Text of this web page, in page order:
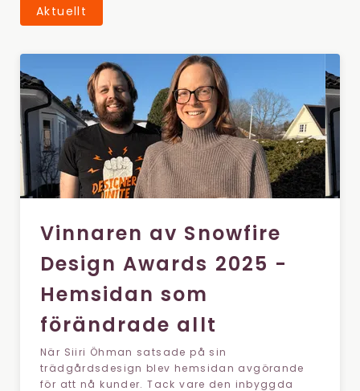
Aktuellt
Vinnaren av Snowfire
Design Awards 2025 -
Hemsidan som
förändrade allt
När Siiri Öhman satsade på sin
trädgårdsdesign blev hemsidan avgörande
för att nå kunder. Tack vare den inbyggda